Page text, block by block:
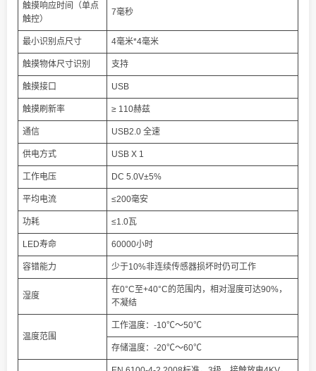
触摸响应时间（单点
触控）
7毫秒
最小识别点尺寸 4毫米*4毫米
触摸物体尺寸识别 支持
触摸接口 USB
触摸刷新率 ≥ 110赫兹
通信 USB2.0 全速
供电方式 USB X 1
工作电压 DC 5.0V±5%
平均电流 ≤200毫安
功耗 ≤1.0瓦
LED寿命 60000小时
容错能力 少于10%非连续传感器损坏时仍可工作
湿度
在0°C至+40°C的范围内，相对湿度可达90%，
不凝结
温度范围
工作温度：-10℃～50℃
存储温度：-20℃～60℃